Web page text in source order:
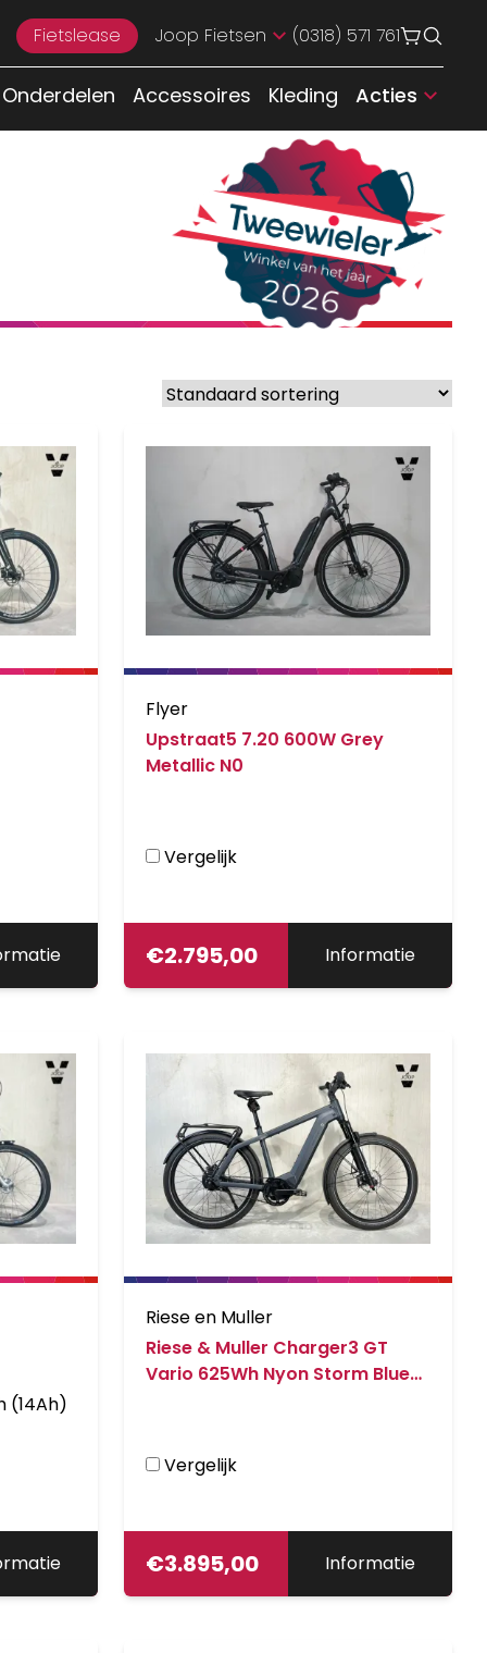
Fietslease Joop Fietsen (0318) 571 761
Onderdelen Accessoires Kleding Acties
Flyer
Upstraat5 7.20 600W Grey
Metallic N0
Vergelijk
€2.795,00 Informatie
Meerprijs: Batterij 504Wh (14Ah)
Riese en Muller
Riese & Muller Charger3 GT
Vario 625Wh Nyon Storm Blue
Vergelijk
€3.895,00 Informatie